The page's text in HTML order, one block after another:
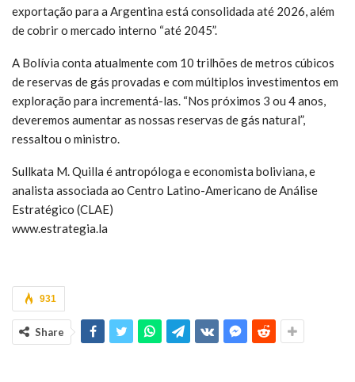
exportação para a Argentina está consolidada até 2026, além
de cobrir o mercado interno “até 2045”.
A Bolívia conta atualmente com 10 trilhões de metros cúbicos
de reservas de gás provadas e com múltiplos investimentos em
exploração para incrementá-las. “Nos próximos 3 ou 4 anos,
deveremos aumentar as nossas reservas de gás natural”,
ressaltou o ministro.
Sullkata M. Quilla é antropóloga e economista boliviana, e
analista associada ao Centro Latino-Americano de Análise
Estratégico (CLAE)
www.estrategia.la
931
Share